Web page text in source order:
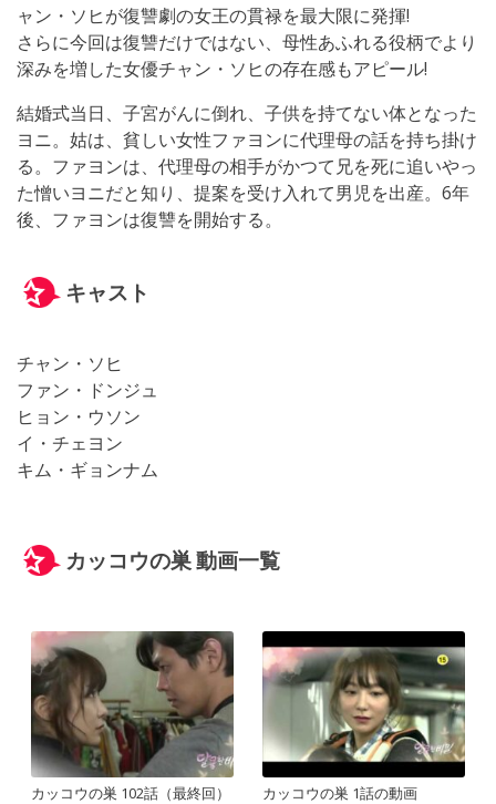
ャン・ソヒが復讐劇の女王の貫禄を最大限に発揮!
さらに今回は復讐だけではない、母性あふれる役柄でより
深みを増した女優チャン・ソヒの存在感もアピール!
結婚式当日、子宮がんに倒れ、子供を持てない体となった
ヨニ。姑は、貧しい女性ファヨンに代理母の話を持ち掛け
る。ファヨンは、代理母の相手がかつて兄を死に追いやっ
た憎いヨニだと知り、提案を受け入れて男児を出産。6年
後、ファヨンは復讐を開始する。
キャスト
チャン・ソヒ
ファン・ドンジュ
ヒョン・ウソン
イ・チェヨン
キム・ギョンナム
カッコウの巣 動画一覧
カッコウの巣 102話（最終回） カッコウの巣 1話の動画